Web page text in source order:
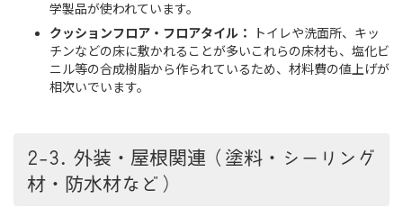
学製品が使われています。
クッションフロア・フロアタイル：
トイレや洗面所、キッ
チンなどの床に敷かれることが多いこれらの床材も、塩化ビ
ニル等の合成樹脂から作られているため、材料費の値上げが
相次いでいます。
2-3. 外装・屋根関連（塗料・シーリング
材・防水材など）